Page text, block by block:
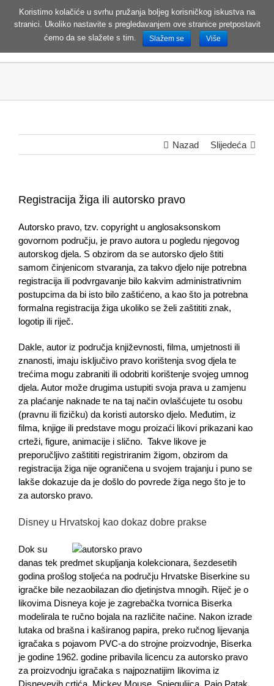
Nazad Slijedeća
Registracija žiga ili autorsko pravo
Autorsko pravo, tzv. copyright u anglosaksonskom
govornom području, je pravo autora u pogledu njegovog
autorskog djela. S obzirom da se autorsko djelo štiti
samom činjenicom stvaranja, za takvo djelo nije potrebna
registracija ili podvrgavanje bilo kakvim administrativnim
postupcima da bi isto bilo zaštićeno, a kao što ja potrebna
formalna registracija žiga ukoliko se želi zaštititi znak,
logotip ili riječ.
Dakle, autor iz područja književnosti, filma, umjetnosti ili
znanosti, imaju isključivo pravo korištenja svog djela te
trećima mogu zabraniti ili odobriti korištenje svojeg umnog
djela. Autor može drugima ustupiti svoja prava u zamjenu
za plaćanje naknade te na taj način ovlašćujete tu osobu
(pravnu ili fizičku) da koristi autorsko djelo. Međutim, iz
filma, knjige ili predstave mogu proizaći likovi prikazani kao
crteži, figure, animacije i slično. Takve likove je
preporučljivo zaštititi registriranim žigom, obzirom da
registracija žiga nije ograničena u svojem trajanju i puno se
lakše dokazuje da je došlo do povrede žiga nego što je to
za autorsko pravo.
Disney u Hrvatskoj kao dokaz dobre prakse
Dok su
danas tek predmet skupljanja kolekcionara, šezdesetih
godina prošlog stoljeća na području Hrvatske Biserkine su
igračke bile nezaobilazan dio djetinjstva mnogih. Riječ je o
likovima Disneya koje je zagrebačka tvornica Biserka
modelirala te ručno bojala na različite načine. Nakon izrade
lutaka od brašna i kaširanog papira, preko ručnog lijevanja
igračaka s pojavom PVC-a do strojne proizvodnje, Biserka
je godine 1962. godine pribavila licencu za autorsko pravo
za proizvodnju igračaka s najpoznatijim likovima iz
Koristimo kolačiće u svrhu pružanja boljeg korisničkog iskustva na
stranici. Ukoliko nastavite s pregledavanjem ove stranice pretpostavit
ćemo da se slažete s tim.
Slažem se Više